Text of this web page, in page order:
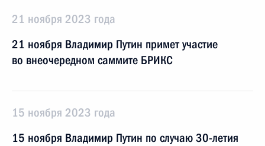
21 ноября 2023 года
21 ноября Владимир Путин примет участие
во внеочередном саммите БРИКС
15 ноября 2023 года
15 ноября Владимир Путин по случаю 30-летия